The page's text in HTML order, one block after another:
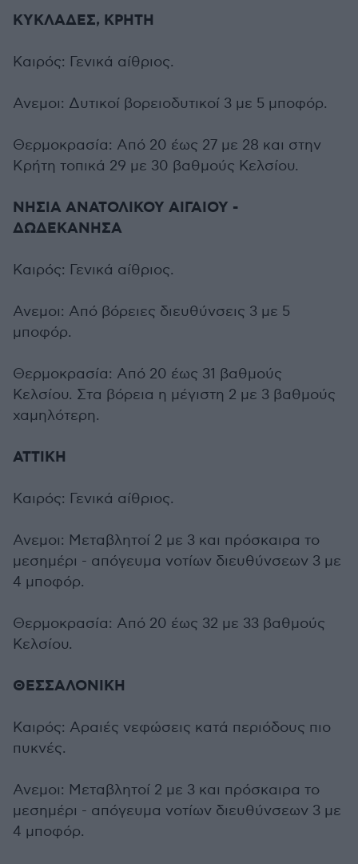
ΚΥΚΛΑΔΕΣ, ΚΡΗΤΗ
Καιρός: Γενικά αίθριος.
Ανεμοι: Δυτικοί βορειοδυτικοί 3 με 5 μποφόρ.
Θερμοκρασία: Από 20 έως 27 με 28 και στην
Κρήτη τοπικά 29 με 30 βαθμούς Κελσίου.
ΝΗΣΙΑ ΑΝΑΤΟΛΙΚΟΥ ΑΙΓΑΙΟΥ -
ΔΩΔΕΚΑΝΗΣΑ
Καιρός: Γενικά αίθριος.
Ανεμοι: Από βόρειες διευθύνσεις 3 με 5
μποφόρ.
Θερμοκρασία: Από 20 έως 31 βαθμούς
Κελσίου. Στα βόρεια η μέγιστη 2 με 3 βαθμούς
χαμηλότερη.
ΑΤΤΙΚΗ
Καιρός: Γενικά αίθριος.
Ανεμοι: Μεταβλητοί 2 με 3 και πρόσκαιρα το
μεσημέρι - απόγευμα νοτίων διευθύνσεων 3 με
4 μποφόρ.
Θερμοκρασία: Από 20 έως 32 με 33 βαθμούς
Κελσίου.
ΘΕΣΣΑΛΟΝΙΚΗ
Καιρός: Αραιές νεφώσεις κατά περιόδους πιο
πυκνές.
Ανεμοι: Μεταβλητοί 2 με 3 και πρόσκαιρα το
μεσημέρι - απόγευμα νοτίων διευθύνσεων 3 με
4 μποφόρ.